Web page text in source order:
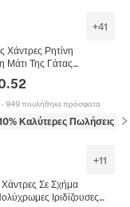
+41
Χάντρες Ρητίνη
Μάτι Της Γάτας
Με Τρύπα Για DIY
Κοσμημάτων Βραχιόλι
· 949 πουλήθηκε πρόσφατα
Καλύτερες Πωλήσεις
+11
Χάντρες Σε Σχήμα
Ιριδίζουσες